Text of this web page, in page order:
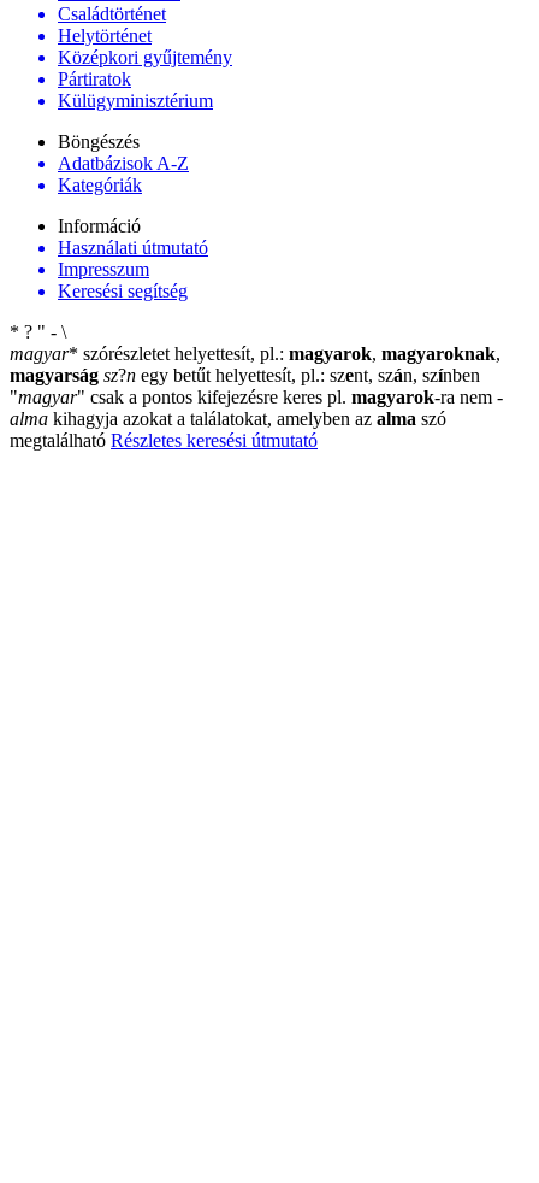
Családtörténet
Helytörténet
Középkori gyűjtemény
Pártiratok
Külügyminisztérium
Böngészés
Adatbázisok A-Z
Kategóriák
Információ
Használati útmutató
Impresszum
Keresési segítség
* ? " - \
magyar* szórészletet helyettesít, pl.: magyarok, magyaroknak,
magyarság sz?n egy betűt helyettesít, pl.: szent, szán, színben
"magyar" csak a pontos kifejezésre keres pl. magyarok-ra nem -
alma kihagyja azokat a találatokat, amelyben az alma szó
megtalálható Részletes keresési útmutató